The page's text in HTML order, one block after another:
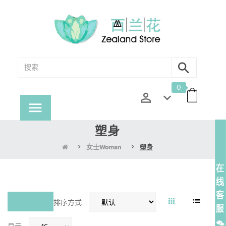
0
塑身
女士Woman 塑身
排序方式